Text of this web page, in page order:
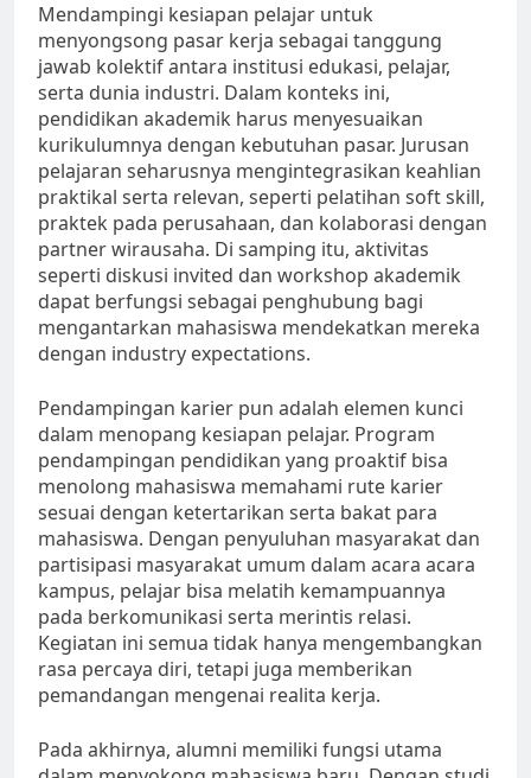
Mendampingi kesiapan pelajar untuk
menyongsong pasar kerja sebagai tanggung
jawab kolektif antara institusi edukasi, pelajar,
serta dunia industri. Dalam konteks ini,
pendidikan akademik harus menyesuaikan
kurikulumnya dengan kebutuhan pasar. Jurusan
pelajaran seharusnya mengintegrasikan keahlian
praktikal serta relevan, seperti pelatihan soft skill,
praktek pada perusahaan, dan kolaborasi dengan
partner wirausaha. Di samping itu, aktivitas
seperti diskusi invited dan workshop akademik
dapat berfungsi sebagai penghubung bagi
mengantarkan mahasiswa mendekatkan mereka
dengan industry expectations.
Pendampingan karier pun adalah elemen kunci
dalam menopang kesiapan pelajar. Program
pendampingan pendidikan yang proaktif bisa
menolong mahasiswa memahami rute karier
sesuai dengan ketertarikan serta bakat para
mahasiswa. Dengan penyuluhan masyarakat dan
partisipasi masyarakat umum dalam acara acara
kampus, pelajar bisa melatih kemampuannya
pada berkomunikasi serta merintis relasi.
Kegiatan ini semua tidak hanya mengembangkan
rasa percaya diri, tetapi juga memberikan
pemandangan mengenai realita kerja.
Pada akhirnya, alumni memiliki fungsi utama